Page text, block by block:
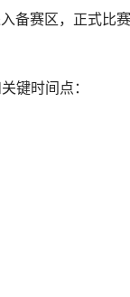
备赛区，正式比
键时间点：